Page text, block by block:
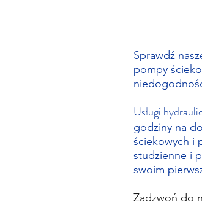
Sprawdź
pompy
Usługi
godziny na
ściekowych i
studzienne i
swoim
Zadzwoń do